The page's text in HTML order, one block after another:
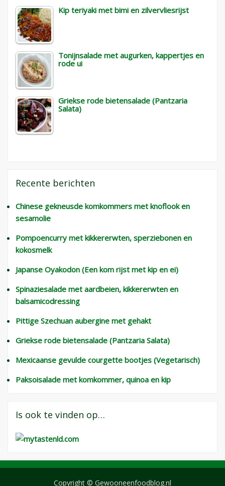
Kip teriyaki met bimi en zilvervliesrijst
Tonijnsalade met augurken, kappertjes en
rode ui
Griekse rode bietensalade (Pantzaria
Salata)
Recente berichten
Chinese gekneusde komkommers met knoflook en
sesamolie
Pompoencurry met kikkererwten, sperziebonen en
kokosmelk
Japanse Oyakodon (Een kom rijst met kip en ei)
Spinaziesalade met aardbeien, kikkererwten en
balsamicodressing
Pittige Szechuan aubergine met gehakt
Griekse rode bietensalade (Pantzaria Salata)
Mexicaanse gevulde courgette bootjes (Vegetarisch)
Paksoisalade met komkommer, quinoa en kip
Is ook te vinden op…
Copyright © Gewooneenfoodblog.nl